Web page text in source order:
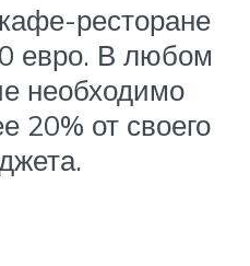
ресторане
евро. В любом
необходимо
20% от своего